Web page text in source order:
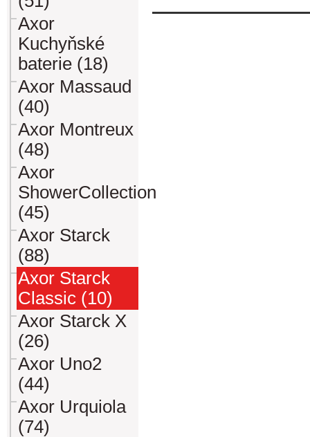
Axor
Kuchyňské
baterie (18)
Axor Massaud
(40)
Axor Montreux
(48)
Axor
ShowerCollection
(45)
Axor Starck
(88)
Axor Starck
Classic (10)
Axor Starck X
(26)
Axor Uno2
(44)
Axor Urquiola
(74)